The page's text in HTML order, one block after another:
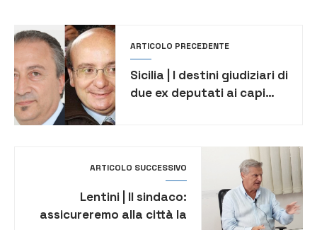
ARTICOLO PRECEDENTE
Sicilia | I destini giudiziari di
due ex deputati ai capi
ARTICOLO SUCCESSIVO
Lentini | Il sindaco:
assicureremo alla città la